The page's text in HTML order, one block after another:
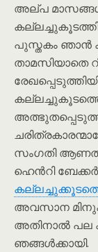
അല്പ
പുസ്തകം ഞാൻ
താമസിയാതെ
സംഗതി
ഹെൻറി
അവസാന
അതിനാൽ പല
ഞങ്ങൾക്കായി.